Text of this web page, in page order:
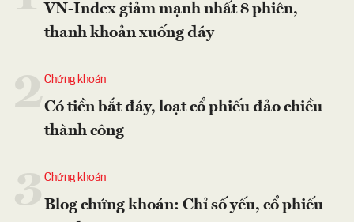
VN-Index giảm mạnh nhất 8 phiên,
thanh khoản xuống đáy
2Chứng khoán
Có tiền bắt đáy, loạt cổ phiếu đảo chiều
thành công
Chứng khoán
Blog chứng khoán: Chỉ số yếu, cổ phiếu